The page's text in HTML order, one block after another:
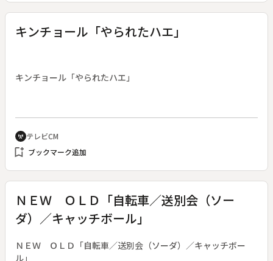
キンチョール「やられたハエ」
キンチョール「やられたハエ」
cell_tower テレビCM
bookmark_add ブックマーク追加
ＮＥＷ ＯＬＤ「自転車／送別会（ソー
ダ）／キャッチボール」
ＮＥＷ ＯＬＤ「自転車／送別会（ソーダ）／キャッチボー
ル」